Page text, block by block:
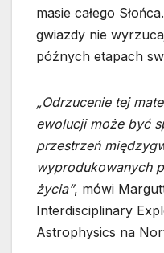
masie całego
gwiazdy nie
późnych etapach
„Odrzucenie tej
ewolucji może być
przestrzeń
wyprodukowanych
życia”, mówi
Interdisciplinary
Astrophysics na